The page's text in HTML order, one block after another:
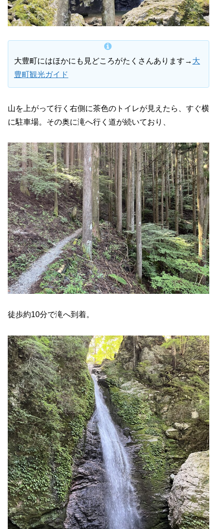
大豊町にはほかにも見どころがたくさんあります→ 大
豊町観光ガイド
山を上がって行く右側に茶色のトイレが見えたら、すぐ横
に駐車場。その奥に滝へ行く道が続いており、
徒歩約10分で滝へ到着。